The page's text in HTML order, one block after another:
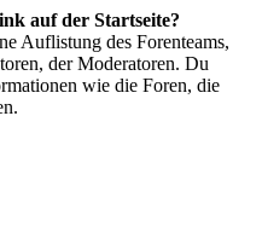
auf der Startseite?
Auflistung des Forenteams,
der Moderatoren. Du
wie die Foren, die